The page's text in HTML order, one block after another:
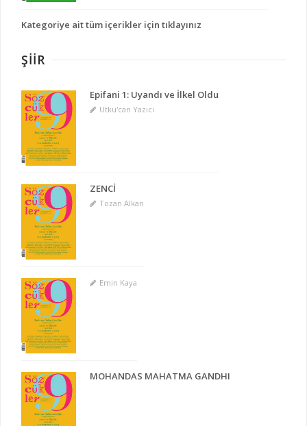
Kategoriye ait tüm içerikler için tıklayınız
ŞIIR
Epifani 1: Uyandı ve İlkel Oldu
Utku'can Yazıcı
ZENCİ
Tozan Alkan
Emin Kaya
MOHANDAS MAHATMA GANDHI